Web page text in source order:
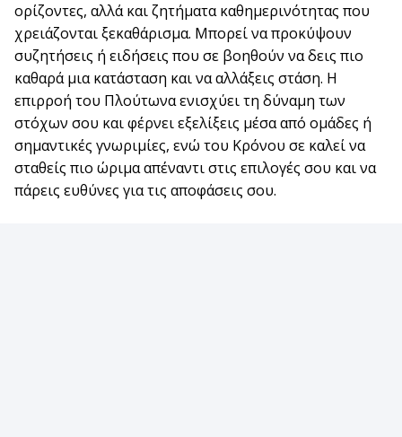
ορίζοντες, αλλά και ζητήματα καθημερινότητας που
χρειάζονται ξεκαθάρισμα. Μπορεί να προκύψουν
συζητήσεις ή ειδήσεις που σε βοηθούν να δεις πιο
καθαρά μια κατάσταση και να αλλάξεις στάση. Η
επιρροή του Πλούτωνα ενισχύει τη δύναμη των
στόχων σου και φέρνει εξελίξεις μέσα από ομάδες ή
σημαντικές γνωριμίες, ενώ του Κρόνου σε καλεί να
σταθείς πιο ώριμα απέναντι στις επιλογές σου και να
πάρεις ευθύνες για τις αποφάσεις σου.